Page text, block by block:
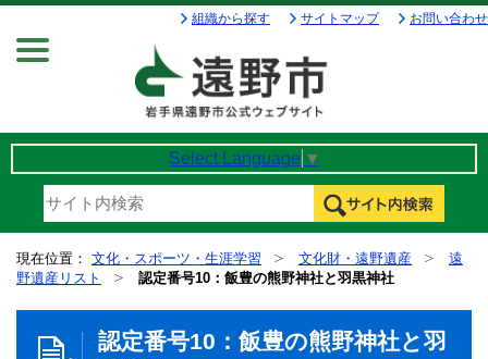
組織から探す サイトマップ お問い合わせ
Select Language ▼
現在位置： 文化・スポーツ・生涯学習 文化財・遠野遺産
遠
野遺産リスト
認定番号10：飯豊の熊野神社と羽黒神社
認定番号10：飯豊の熊野神社と羽